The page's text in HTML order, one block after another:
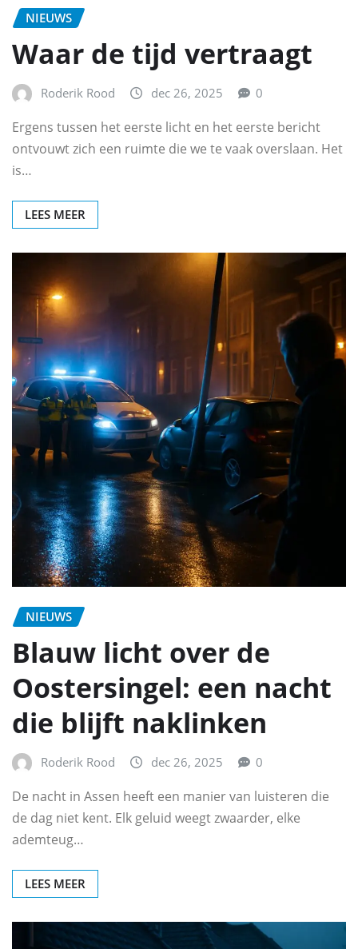
NIEUWS
Waar de tijd vertraagt
Roderik Rood dec 26, 2025 0
Ergens tussen het eerste licht en het eerste bericht
ontvouwt zich een ruimte die we te vaak overslaan. Het
is…
LEES MEER
NIEUWS
Blauw licht over de
Oostersingel: een nacht
die blijft naklinken
Roderik Rood dec 26, 2025 0
De nacht in Assen heeft een manier van luisteren die
de dag niet kent. Elk geluid weegt zwaarder, elke
ademteug…
LEES MEER